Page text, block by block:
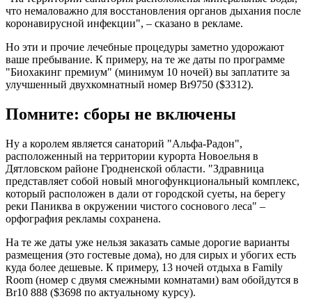
что немаловажно для восстановления органов дыхания после
коронавирусной инфекции", – сказано в рекламе.
Но эти и прочие лечебные процедуры заметно удорожают
ваше пребывание. К примеру, на те же даты по программе
"Биохакинг премиум" (минимум 10 ночей) вы заплатите за
улучшенный двухкомнатный номер Br9750 ($3312).
Помните: сборы не включены
Ну а королем является санаторий "Альфа-Радон",
расположенный на территории курорта Новоельня в
Дятловском районе Гродненской области. "Здравница
представляет собой новый многофункциональный комплекс,
который расположен в дали от городской суеты, на берегу
реки Паниква в окружении чистого соснового леса" –
орфография рекламы сохранена.
На те же даты уже нельзя заказать самые дорогие варианты
размещения (это гостевые дома), но для сирых и убогих есть
куда более дешевые. К примеру, 13 ночей отдыха в Family
Room (номер с двумя смежными комнатами) вам обойдутся в
Br10 888 ($3698 по актуальному курсу).